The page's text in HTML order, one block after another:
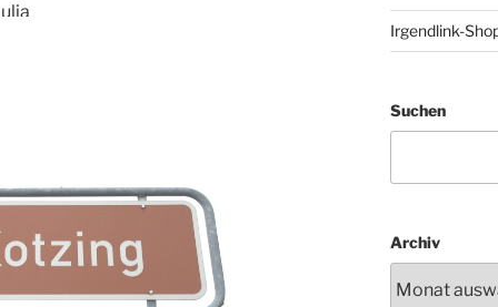
Irgendlink-
Suchen
Archiv